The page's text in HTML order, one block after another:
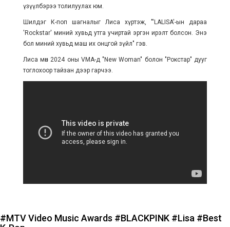
үзүүлбэрээ толилуулах юм.
Шилдэг К-поп шагналыг Лиса хүртэж, "'LALISA'-ын дараа
'Rockstar' миний хувьд утга учиртай эргэн ирэлт болсон. Энэ
бол миний хувьд маш их онцгой зүйл" гэв.
Лиса мөн 2024 оны VMA-д "New Woman" болон "Рокстар" дууг
тоглохоор тайзан дээр гарчээ.
#MTV Video Music Awards #BLACKPINK #Lisa #Best